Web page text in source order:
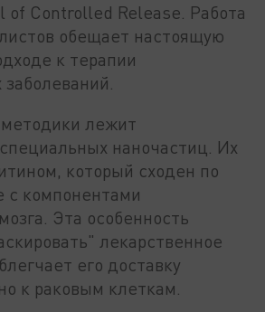
of Controlled Release. Работа
обещает настоящую
к терапии
лежит
наночастиц. Их
который сходен по
с компонентами
Эта особенность
лекарственное
его доставку
к раковым клеткам.